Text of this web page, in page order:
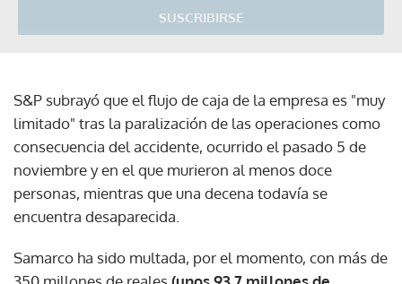
SUSCRIBIRSE
S&P subrayó que el flujo de caja de la empresa es "muy
limitado" tras la paralización de las operaciones como
consecuencia del accidente, ocurrido el pasado 5 de
noviembre y en el que murieron al menos doce
personas, mientras que una decena todavía se
encuentra desaparecida.
Samarco ha sido multada, por el momento, con más de